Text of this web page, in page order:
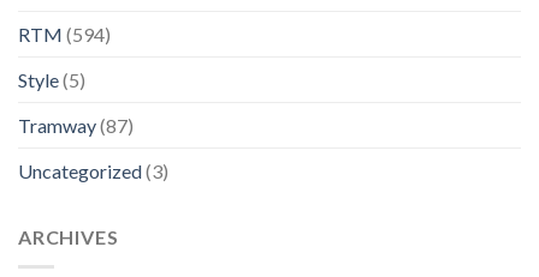
RTM (594)
Style(5)
Tramway(87)
Uncategorized(3)
ARCHIVES